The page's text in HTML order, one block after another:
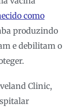
como
produzindo
e debilitam o
Clinic,